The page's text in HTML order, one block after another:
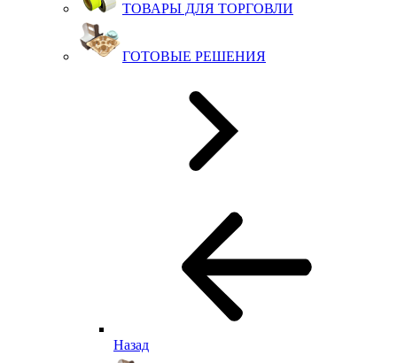
ТОВАРЫ ДЛЯ ТОРГОВЛИ
ГОТОВЫЕ РЕШЕНИЯ
Назад